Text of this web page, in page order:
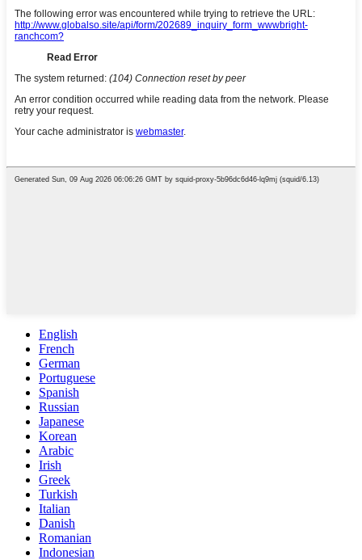
English
French
German
Portuguese
Spanish
Russian
Japanese
Korean
Arabic
Irish
Greek
Turkish
Italian
Danish
Romanian
Indonesian